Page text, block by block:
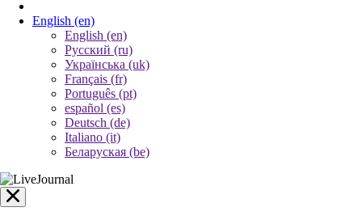
English (en)
English (en)
Русский (ru)
Українська (uk)
Français (fr)
Português (pt)
español (es)
Deutsch (de)
Italiano (it)
Беларуская (be)